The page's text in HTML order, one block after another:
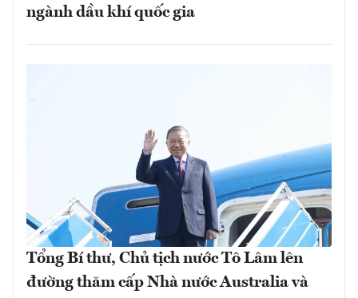
ngành dầu khí quốc gia
Tổng Bí thư, Chủ tịch nước Tô Lâm lên
đường thăm cấp Nhà nước Australia và